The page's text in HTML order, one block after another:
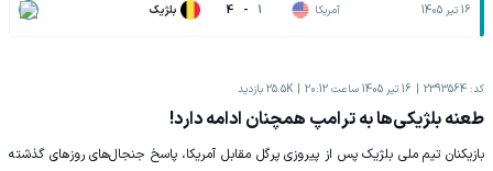
16 تیر 1405 آمریکا 1
-
4 بلژیک
کد: 2393564 16 تیر 1405 ساعت 20:12 25.5K بازدید
طعنه بلژیکی‌ها به ترامپ همچنان ادامه دارد!
بازیکنان تیم ملی بلژیک پس از پیروزی پرگل مقابل آمریکا، پاسخ جنجال‌های روزهای گذشته